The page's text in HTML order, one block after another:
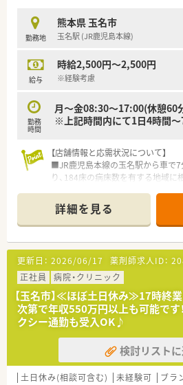
○長期就業＆自己研讃を続ける事
ており、将来的に高年収も狙う事が
○インターネットを使って処方薬の
今後も病院の「敷地内薬局」の推
店舗でデザインの一新。
成長を続けています。
○どの店舗も、最新システムが整っ
○各種研修制度充実！（入社時研修、
修、マネージャー研修、
認定薬剤師取得支援制度、各種学
海外研修を含めて50種類以上の
をサポートしてくれます。
〇個別の教育プログラムによって
を追って
5年の教育プログラムを実施してい
＼福利厚生／
〇「社員第一主義」を掲げている同
年間休日120日以上、「連続休暇制
得できる制度）」等
プライベートも充実出来る様にワ
ししてくれる制度が充実していま
〇社員割引制度、財形貯蓄制度、ス
る他、
勤務地
熊本県 玉名市
玉名駅 (JR鹿児島本線)
給与
時給2,500円～2,500円
※経験考慮
勤務
時間
月～金08:30～17:00(休憩60
※上記時間内にて1日4時間
【店舗情報と応需状況について】
■JR鹿児島本線の玉名駅から車で
り、184床の病床数を有する地域に
入院患者様への調剤や服薬指導が
■2026年3月現在は薬剤師2名体制
数に応じて無理のないペースで業
【募集背景と求める人物像について】
■今回は欠員補充による急募の案件
ただける方はもちろん、未経験の方
■精神科医療に興味があり、患者様
やコミュニケーションを大切にで
■チーム医療を重視しているため
携しながら、柔軟に業務を遂行でき
す。
【法人特徴について】
■「生命だけは平等だ」という理念
詳細を見る
更新日： 2026/06/17 薬剤師求人ID：
正社員
病院・クリニック
【玉名市】≪ほぼ土日休み≫17時終
次第で年収550万円以上も可能で
クシー通勤も受入OK♪
検討リスト
土日休み(相談可含む) 未経験可 ブラ